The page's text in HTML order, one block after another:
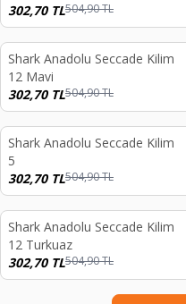
302,70TL504,90TL
%40
Shark Anadolu Seccade Kilim
12 Mavi
302,70TL504,90TL
%40
Shark Anadolu Seccade Kilim
5
302,70TL504,90TL
%40
Shark Anadolu Seccade Kilim
12 Turkuaz
302,70TL504,90TL